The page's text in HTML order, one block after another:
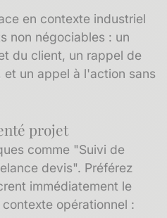
en contexte industriel
non négociables : un
du client, un rappel de
un appel à l'action sans
projet
comme "Suivi de
devis". Préférez
immédiatement le
opérationnel :